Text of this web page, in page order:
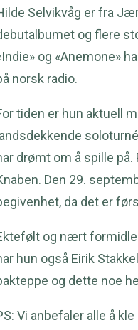
Selvikvåg er fra
og flere
og «Anemone»
norsk radio.
tiden er hun aktuell
landsdekkende
drømt om å spille
Den 29.
da det er
og nært
hun også Eirik
og dette noe
Vi anbefaler alle å